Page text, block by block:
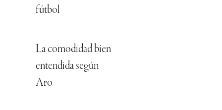
fútbol
La comodidad bien
entendida según
Aro